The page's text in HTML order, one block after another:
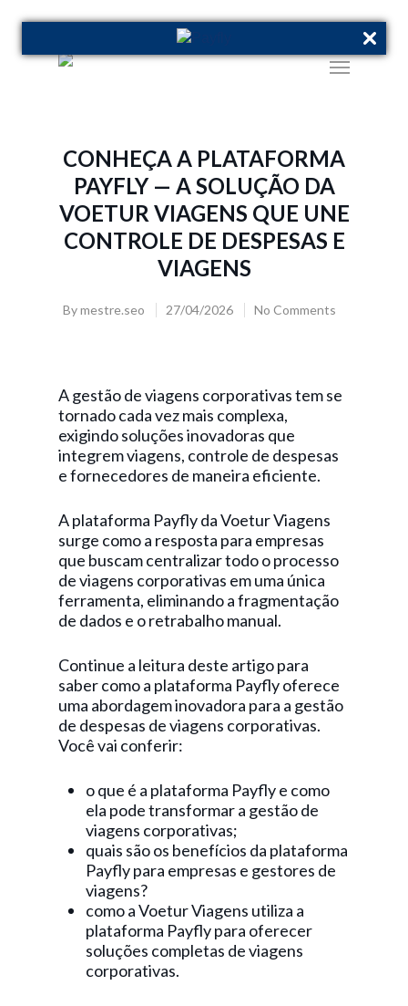
CONHEÇA A PLATAFORMA
PAYFLY — A SOLUÇÃO DA
VOETUR VIAGENS QUE UNE
CONTROLE DE DESPESAS E
VIAGENS
Bymestre.seo 27/04/2026 No Comments
A gestão de viagens corporativas tem se
tornado cada vez mais complexa,
exigindo soluções inovadoras que
integrem viagens, controle de despesas
e fornecedores de maneira eficiente.
A plataforma Payfly da Voetur Viagens
surge como a resposta para empresas
que buscam centralizar todo o processo
de viagens corporativas em uma única
ferramenta, eliminando a fragmentação
de dados e o retrabalho manual.
Continue a leitura deste artigo para
saber como a plataforma Payfly oferece
uma abordagem inovadora para a gestão
de despesas de viagens corporativas.
Você vai conferir:
o que é a plataforma Payfly e como
ela pode transformar a gestão de
viagens corporativas;
quais são os benefícios da plataforma
Payfly para empresas e gestores de
viagens?
como a Voetur Viagens utiliza a
plataforma Payfly para oferecer
soluções completas de viagens
corporativas.